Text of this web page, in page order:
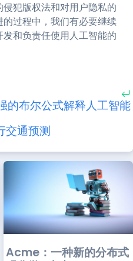
犯版权法和对用户隐私的
过程中，我们有必要继续
和负责任使用人工智能的
的布尔公式解释人工智能
交通预测
Acme：一种新的分布式